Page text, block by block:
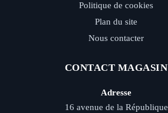
Politique de cookies
Plan du site
Nous contacter
CONTACT MAGASIN
Adresse
16 avenue de la République